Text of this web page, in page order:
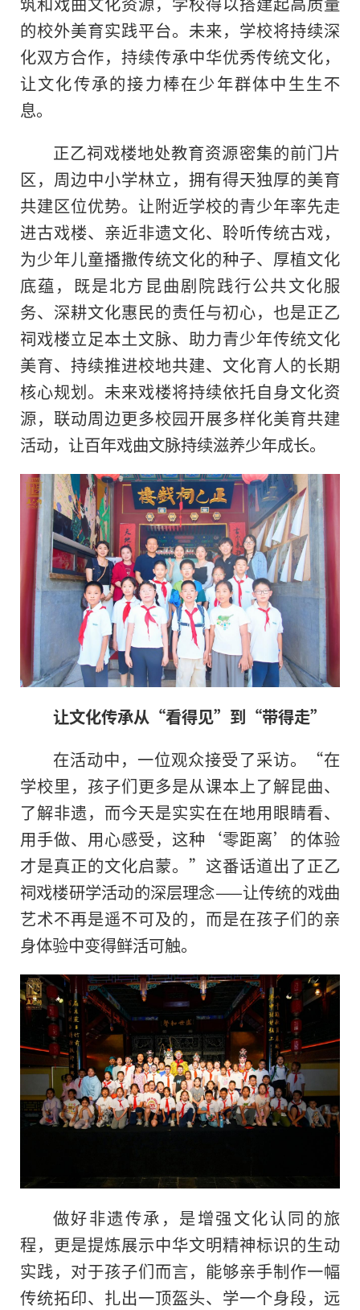
的校外美育实践平台。未来，学校将持续深
化双方合作，持续传承中华优秀传统文化，
让文化传承的接力棒在少年群体中生生不
息。
正乙祠戏楼地处教育资源密集的前门片
区，周边中小学林立，拥有得天独厚的美育
共建区位优势。让附近学校的青少年率先走
进古戏楼、亲近非遗文化、聆听传统古戏，
为少年儿童播撒传统文化的种子、厚植文化
底蕴，既是北方昆曲剧院践行公共文化服
务、深耕文化惠民的责任与初心，也是正乙
祠戏楼立足本土文脉、助力青少年传统文化
美育、持续推进校地共建、文化育人的长期
核心规划。未来戏楼将持续依托自身文化资
源，联动周边更多校园开展多样化美育共建
活动，让百年戏曲文脉持续滋养少年成长。
让文化传承从“看得见”到“带得走”
在活动中，一位观众接受了采访。“在
学校里，孩子们更多是从课本上了解昆曲、
了解非遗，而今天是实实在在地用眼睛看、
用手做、用心感受，这种‘零距离’的体验
才是真正的文化启蒙。”这番话道出了正乙
祠戏楼研学活动的深层理念——让传统的戏曲
艺术不再是遥不可及的，而是在孩子们的亲
身体验中变得鲜活可触。
做好非遗传承，是增强文化认同的旅
程，更是提炼展示中华文明精神标识的生动
实践，对于孩子们而言，能够亲手制作一幅
传统拓印、扎出一顶盔头、学一个身段，远